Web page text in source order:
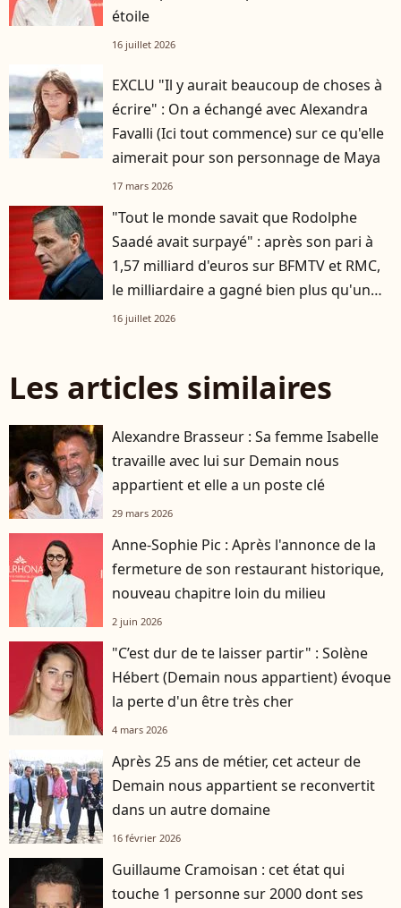
étoile
16 juillet 2026
EXCLU "Il y aurait beaucoup de choses à
écrire" : On a échangé avec Alexandra
Favalli (Ici tout commence) sur ce qu'elle
aimerait pour son personnage de Maya
17 mars 2026
"Tout le monde savait que Rodolphe
Saadé avait surpayé" : après son pari à
1,57 milliard d'euros sur BFMTV et RMC,
le milliardaire a gagné bien plus qu'un
groupe média
16 juillet 2026
Les articles similaires
Alexandre Brasseur : Sa femme Isabelle
travaille avec lui sur Demain nous
appartient et elle a un poste clé
29 mars 2026
Anne-Sophie Pic : Après l'annonce de la
fermeture de son restaurant historique,
nouveau chapitre loin du milieu
2 juin 2026
"C’est dur de te laisser partir" : Solène
Hébert (Demain nous appartient) évoque
la perte d'un être très cher
4 mars 2026
Après 25 ans de métier, cet acteur de
Demain nous appartient se reconvertit
dans un autre domaine
16 février 2026
Guillaume Cramoisan : cet état qui
touche 1 personne sur 2000 dont ses